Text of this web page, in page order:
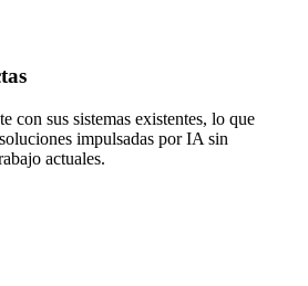
con sus sistemas existentes, lo que
impulsadas por IA sin
actuales.